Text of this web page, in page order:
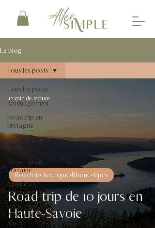
Le blog
Tous les posts
Aménagement
Roadtrip en
Bretagne
Homologation
Roadtrip en
Lorraine
Vanlife au
quotidien
Roadtrip
Auvergne-Rhône-
Alpes
Tous les posts
Road trip de 10 jours en
Haute-Savoie
Roadtrip Auvergne-Rhône-Alpes
12 min de lecture